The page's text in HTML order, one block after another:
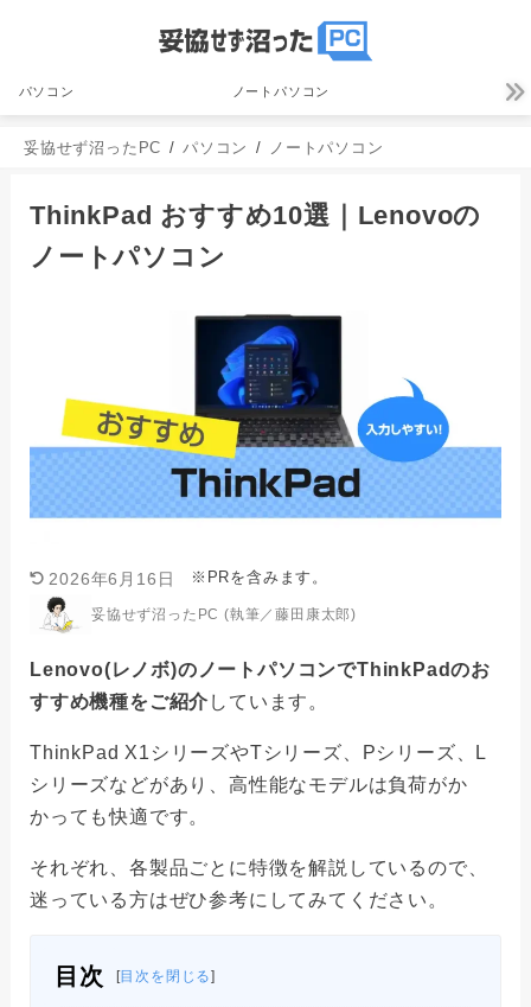
パソコン ノートパソコン
妥協せず沼ったPC パソコン ノートパソコン
‎ThinkPad おすすめ10選｜Lenovoの
ノートパソコン
2026年6月16日 ※PRを含みます。
妥協せず沼ったPC (執筆／藤田康太郎)
Lenovo(レノボ)のノートパソコンで‎ThinkPadのお
すすめ機種をご紹介 しています。
ThinkPad X1シリーズやTシリーズ、Pシリーズ、L
シリーズなどがあり、高性能なモデルは負荷がか
かっても快適です。
それぞれ、各製品ごとに特徴を解説しているので、
迷っている方はぜひ参考にしてみてください。
目次 [目次を閉じる]